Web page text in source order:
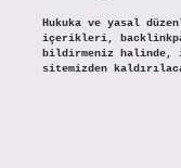
Hukuka ve yasal
içerikleri,
bildirmeniz
sitemizden